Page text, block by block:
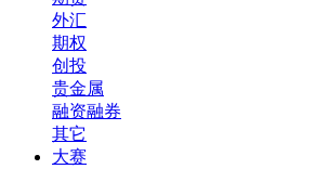
外汇
期权
创投
贵金属
融资融券
其它
大赛